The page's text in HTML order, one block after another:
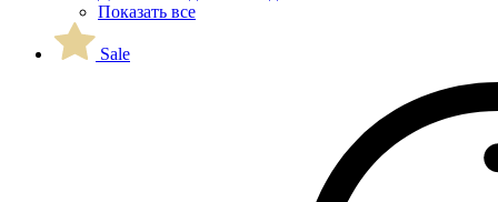
Показать все
Sale